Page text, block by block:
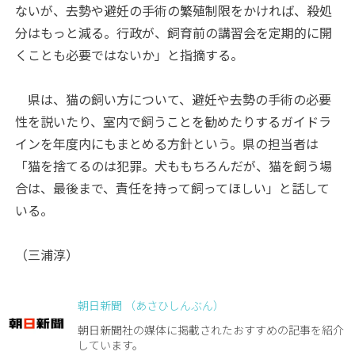
ないが、去勢や避妊の手術の繁殖制限をかければ、殺処
分はもっと減る。行政が、飼育前の講習会を定期的に開
くことも必要ではないか」と指摘する。
県は、猫の飼い方について、避妊や去勢の手術の必要
性を説いたり、室内で飼うことを勧めたりするガイドラ
インを年度内にもまとめる方針という。県の担当者は
「猫を捨てるのは犯罪。犬ももちろんだが、猫を飼う場
合は、最後まで、責任を持って飼ってほしい」と話して
いる。
（三浦淳）
朝日新聞 （あさひしんぶん）
朝日新聞社の媒体に掲載されたおすすめの記事を紹介
しています。